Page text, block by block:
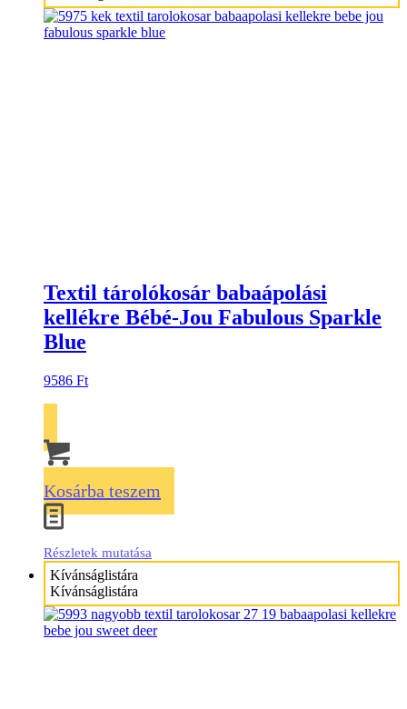
Textil tárolókosár babaápolási
kellékre Bébé-Jou Fabulous Sparkle
Blue
9586 Ft
Kosárba teszem
Részletek mutatása
Kívánságlistára
Kívánságlistára